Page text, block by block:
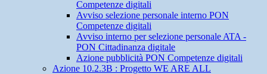
Competenze digitali
Avviso selezione personale interno PON
Competenze digitali
Avviso interno per selezione personale ATA -
PON Cittadinanza digitale
Azione pubblicità PON Competenze digitali
Azione 10.2.3B : Progetto WE ARE ALL